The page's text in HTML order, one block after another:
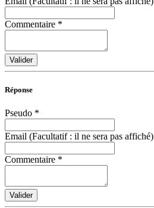
Commentaire *
Valider
Réponse
Pseudo *
Email (Facultatif : il ne sera pas affiché)
Commentaire *
Valider